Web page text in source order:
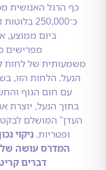
הרגל האנושית מכילה
כ־250,000 בלוטות זיעה.
ביום ממוצע, אנחנו
מפרישים כמות
של לחות לתוך
הלחות הזו, בשילוב
חום הגוף והחשיכה
הנעל, יוצרת את "גן
המושלם לבקטריות
ניקוי נכון של
עושה שלושה
דברים קריטיים: